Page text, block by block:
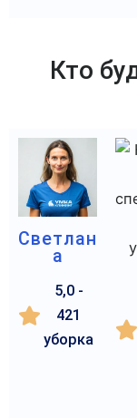
Кто
Светлан
а
5,0 -
421
уборка